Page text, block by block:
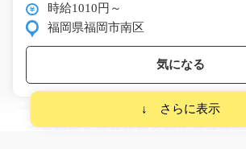
時給1010円～
福岡県福岡市南区
気になる
保育園での保育業務全般や保育補助